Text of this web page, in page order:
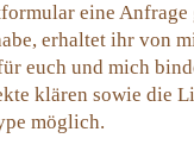
eine
erhaltet ihr von
euch und mich
klären sowie die
möglich.